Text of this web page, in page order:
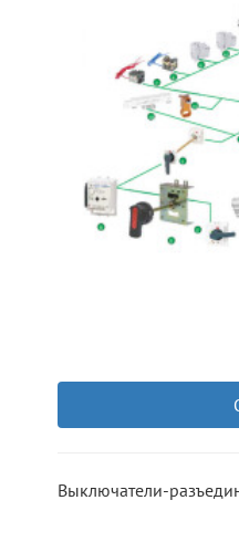
Выключатели-